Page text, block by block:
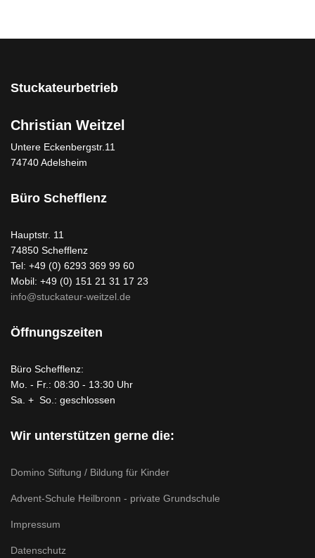
Stuckateurbetrieb
Christian Weitzel
Untere Eckenbergstr.11
74740 Adelsheim
Büro Schefflenz
Hauptstr. 11
74850 Schefflenz
Tel: +49 (0) 6293 369 99 60
Mobil: +49 (0) 151 21 31 17 23
info@stuckateur-weitzel.de
Öffnungszeiten
Büro Schefflenz:
Mo. - Fr.: 08:30 - 13:30 Uhr
Sa. + So.: geschlossen
Wir unterstützen gerne die:
Domino Stiftung / Bildung für Kinder
Advent-Schule Heilbronn - private Grundschule
Impressum
Datenschutz